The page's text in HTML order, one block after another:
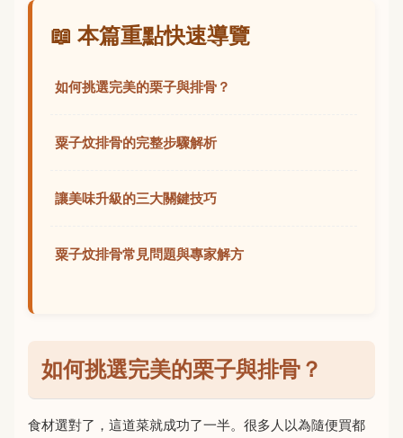
📖 本篇重點快速導覽
如何挑選完美的栗子與排骨？
粟子炆排骨的完整步驟解析
讓美味升級的三大關鍵技巧
粟子炆排骨常見問題與專家解方
如何挑選完美的栗子與排骨？
食材選對了，這道菜就成功了一半。很多人以為隨便買都